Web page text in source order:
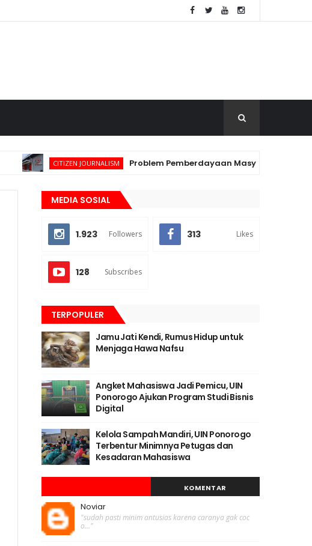
CITIZEN JOURNALISM Problem Pemberdayaan Masyarakat Desa atas
MEDIA SOSIAL
1.923 Followers 313 Likes
128 Subscribes
TERPOPULER
Jamu Jati Kendi, Rumus Hidup untuk
Menjaga Hawa Nafsu
Angket Mahasiswa Jadi Pemicu, UIN
Ponorogo Ajukan Program Studi Bisnis
Digital
Kelola Sampah Mandiri, UIN Ponorogo
Terbentur Minimnya Petugas dan
Kesadaran Mahasiswa
KOMENTAR
Noviar
"sudah pasti minim antusias karena caranya gak coc
o..."